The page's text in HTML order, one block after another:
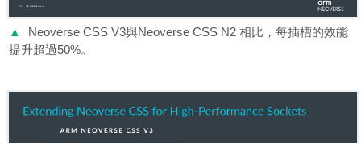
▲
Neoverse CSS V3與Neoverse CSS N2 相比，每插槽的效能
提升超過50%。